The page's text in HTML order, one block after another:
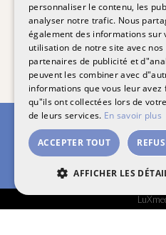
Google
Politique de
Politique de confidentialité
LuX
personnaliser le contenu, les
analyser notre trafic. Nous
également des informations sur
utilisation de notre site avec nos
partenaires de publicité et
peuvent les combiner avec
informations que vous leur avez
qu"ils ont collectées lors de
de leurs services. En savoir plus
ACCEPTER TOUT
AFFICHER LES
STRICTEMENT